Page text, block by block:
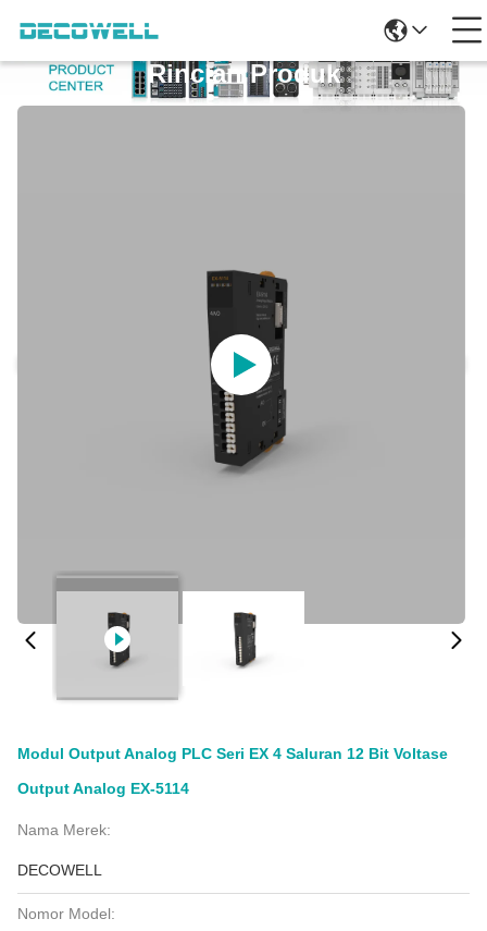
Rincian Produk
Modul Output Analog PLC Seri EX 4 Saluran 12 Bit Voltase
Output Analog EX-5114
Nama Merek:
DECOWELL
Nomor Model: